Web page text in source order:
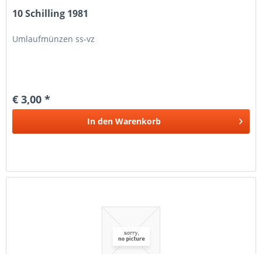
10 Schilling 1981
Umlaufmünzen ss-vz
€ 3,00 *
In den Warenkorb